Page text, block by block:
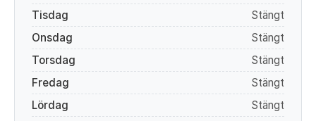
Tisdag
Stängt
Onsdag
Stängt
Torsdag
Stängt
Fredag
Stängt
Lördag
Stängt